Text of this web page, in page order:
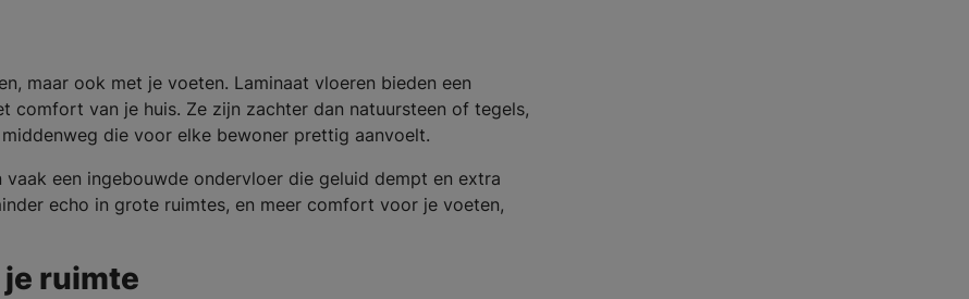
maar ook met je voeten. Laminaat vloeren bieden een
comfort van je huis. Ze zijn zachter dan natuursteen of tegels,
die voor elke bewoner prettig aanvoelt.
een ingebouwde ondervloer die geluid dempt en extra
echo in grote ruimtes, en meer comfort voor je voeten,
ruimte